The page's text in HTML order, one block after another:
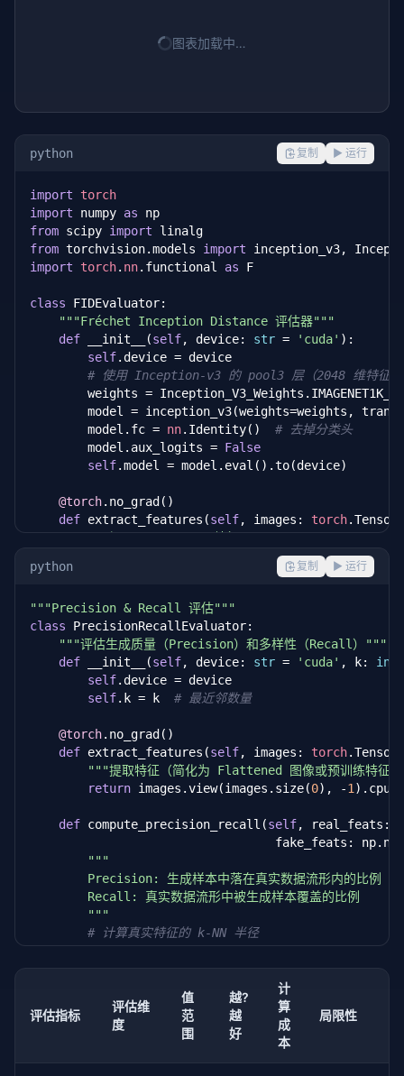
图表加载中…
python 复制 ▶ 运行
import torch
import numpy as
from scipy import
from torchvision.models import
import torch. nn.functional as F
class FIDEvaluator:
"""Fréchet Inception Distance 评估器"""
def __init__(self, device: str = 'cuda' ):
self.device = device
# 使用 Inception-v3 的 pool3 层（2048 维特征）
        weights = Inception_V3_Weights.IMAGENET1K_V1
model = inception_v3(weights=weights,
        model.fc =
nn.Identity() # 去掉分类头
        model.aux_logits =
False
self.model = model.eval().to(device)
@torch.no_grad()
def extract_features(self, images: torch
"""提取 Inception 特征"""
# images: [N, 3, 299, 299], 范围 [0, 1]
        images = images.to(
.device)
return features.cpu().numpy()
@staticmethod
def calculate_fid(mu1: np.ndarray, sigma1:
mu2: np.ndarray, sigma2:
"""计算 Fréchet 距离"""
        covmean, _ = linalg.sqrtm(sigma1
if np.iscomplexobj(covmean):
            covmean = covmean.real
fid = diff.dot(diff) + np.trace(sigma1 +
, real_images: torch.Tensor,
                 fake_images:
"""评估真实集和生成集的 FID"""
        real_feats =
self
        fake_feats =
        mu_fake, sigma_fake = fake_feats.mean(
0),
return self .calculate_fid(mu_real,
python 复制 ▶ 运行
"""Precision & Recall 评估"""
class PrecisionRecallEvaluator:
"""评估生成质量（Precision）和多样性（Recall）"""
def __init__(self, device: str = 'cuda' , k: int
self.device = device
self.k = k # 最近邻数量
@torch.no_grad()
def extract_features(self, images: torch
"""提取特征（简化为 Flattened 图像或预训练特征
return images.view(images.size(0), -1
def compute_precision_recall(self, real_feats:
fake_feats:
"""
        Precision: 生成样本中落在真实数据流形内的比例
        Recall: 真实数据流形中被生成样本覆盖的比例
        """
# 计算真实特征的 k-NN 半径
from sklearn.neighbors import
# 真实数据流形边界（用 k-NN 半径估计）
        nn_real = NearestNeighbors(n_neighbors=
dists_real, _ =
        radii_real = dists_real[:, -
1
评估指标
评估维
度
值
范
围
越?
越
好
计
算
成
本
局限性